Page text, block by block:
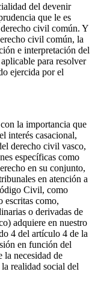
del devenir
que le es
civil común. Y
civil común, la
e interpretación del
para resolver
ejercida por el
la importancia que
interés casacional,
derecho civil vasco,
específicas como
en su conjunto,
en atención a
Civil, como
escritas como,
o derivadas de
adquiere en nuestro
4 del artículo 4 de la
en función del
la necesidad de
realidad social del